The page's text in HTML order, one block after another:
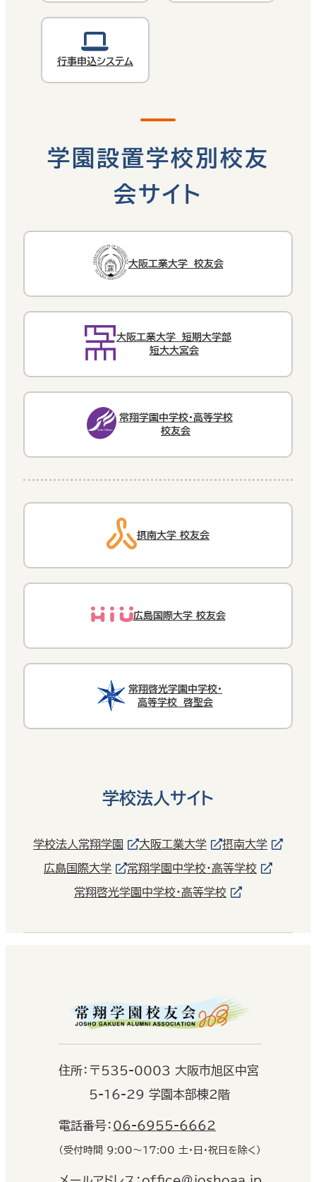
行事申込システム
学園設置学校別校友
会サイト
大阪工業大学 校友会
大阪工業大学 短期大学部
短大大宮会
常翔学園中学校・高等学校
校友会
摂南大学 校友会
広島国際大学 校友会
常翔啓光学園中学校・
高等学校 啓聖会
学校法人サイト
学校法人常翔学園 大阪工業大学 摂南大学
広島国際大学 常翔学園中学校・高等学校
常翔啓光学園中学校・高等学校
住所： 〒535-0003 大阪市旭区中宮
5-16-29 学園本部棟2階
電話番号： 06-6955-6662
（受付時間 9:00〜17:00 土・日・祝日を除く）